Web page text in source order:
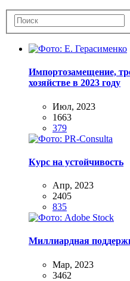
Импортозамещение,
хозяйстве в 2023 году
Июл, 2023
1663
379
Курс на устойчивость
Апр, 2023
2405
835
Миллиардная
Мар, 2023
3462